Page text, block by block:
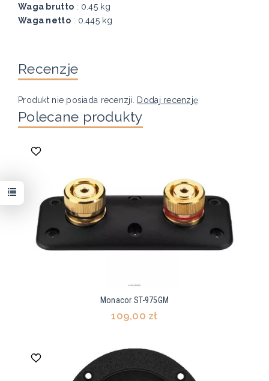
Waga brutto : 0.45 kg
Waga netto: 0.445 kg
Recenzje
Produkt nie posiada recenzji. Dodaj recenzję
Polecane produkty
Monacor ST-975GM
109,00 zł